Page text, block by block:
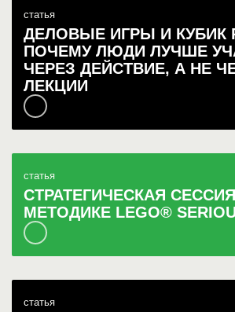
статья
ДЕЛОВЫЕ ИГРЫ И КУБИК
ПОЧЕМУ ЛЮДИ ЛУЧШЕ
ЧЕРЕЗ ДЕЙСТВИЕ, А НЕ
ЛЕКЦИИ
статья
СТРАТЕГИЧЕСКАЯ
МЕТОДИКЕ LEGO®
статья